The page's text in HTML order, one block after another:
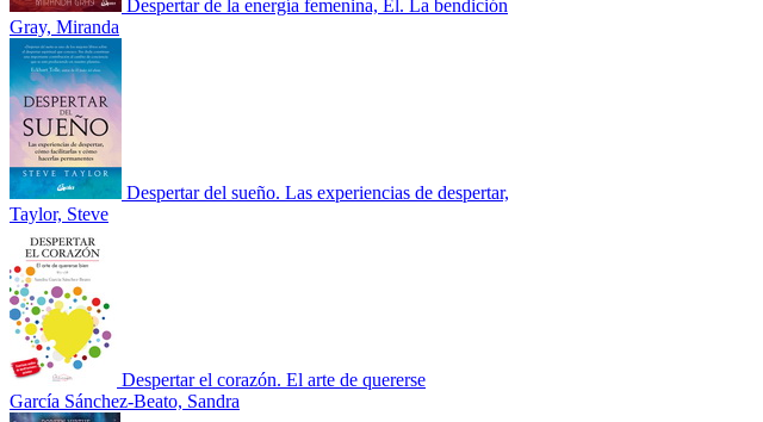
Despertar de la energía femenina, El. La bendición
Gray, Miranda
Despertar del sueño. Las experiencias de despertar,
Taylor, Steve
Despertar el corazón. El arte de quererse
García Sánchez-Beato, Sandra